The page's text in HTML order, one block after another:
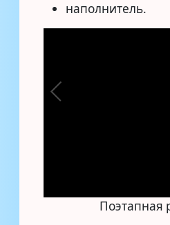
наполнитель.
Поэтапная